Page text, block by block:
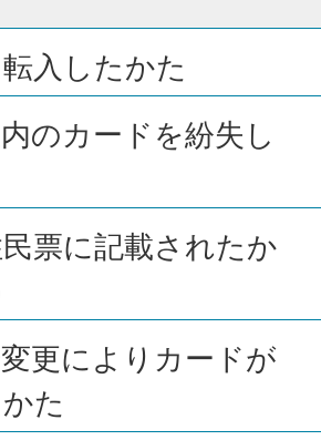
入したかた
のカードを紛失し
票に記載されたか
更によりカードが
た